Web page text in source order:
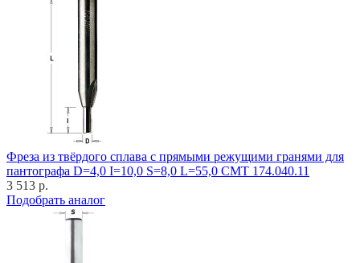
Фреза из твёрдого сплава с прямыми режущими гранями для
пантографа D=4,0 I=10,0 S=8,0 L=55,0 CMT 174.040.11
3 513 р.
Подобрать аналог